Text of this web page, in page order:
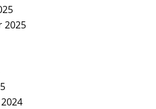
2025